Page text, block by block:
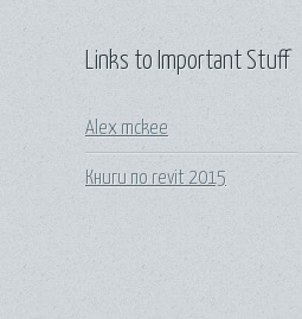
Links to Important Stuff
Alex mckee
Книги по revit 2015